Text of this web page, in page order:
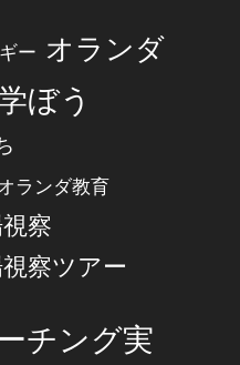
ー オランダ
ぼう
ランダ教育
察
察ツアー
チング実